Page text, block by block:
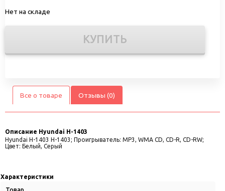
Нет на складе
КУПИТЬ
Все о товаре Отзывы (0)
Описание Hyundai H-1403
Hyundai H-1403 H-1403; Проигрыватель: MP3, WMA CD, CD-R, CD-RW;
Цвет: Белый, Серый
Характеристики
Товар